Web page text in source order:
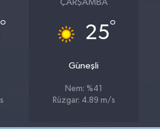
°
ÇARŞAMBA
25°
Güneşli
Nem: %41
Rüzgar: 4.89 m/s